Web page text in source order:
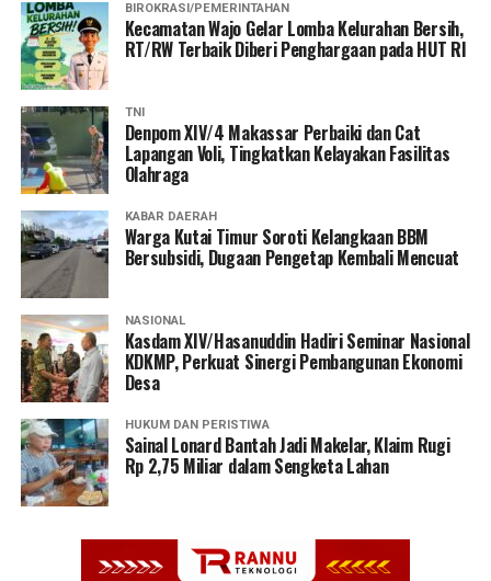
BIROKRASI/PEMERINTAHAN
Kecamatan Wajo Gelar Lomba Kelurahan Bersih,
RT/RW Terbaik Diberi Penghargaan pada HUT RI
TNI
Denpom XIV/4 Makassar Perbaiki dan Cat
Lapangan Voli, Tingkatkan Kelayakan Fasilitas
Olahraga
KABAR DAERAH
Warga Kutai Timur Soroti Kelangkaan BBM
Bersubsidi, Dugaan Pengetap Kembali Mencuat
NASIONAL
Kasdam XIV/Hasanuddin Hadiri Seminar Nasional
KDKMP, Perkuat Sinergi Pembangunan Ekonomi
Desa
HUKUM DAN PERISTIWA
Sainal Lonard Bantah Jadi Makelar, Klaim Rugi
Rp 2,75 Miliar dalam Sengketa Lahan